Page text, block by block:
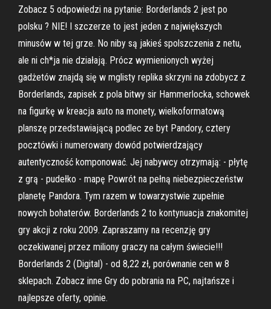
Zobacz 5 odpowiedzi na pytanie: Borderlands 2 jest po
polsku ? NIE! I szczerze to jest jeden z największych
minusów w tej grze. No niby są jakieś spolszczenia z netu,
ale ni ch*ja nie działają. Prócz wymienionych wyżej
gadżetów znajdą się w mglisty replika skrzyni na zdobycz z
Borderlands, zapisek z pola bitwy sir Hammerlocka, schowek
na figurkę w kreacja auto na monety, wielkoformatową
planszę przedstawiającą podlec ze byt Pandory, cztery
pocztówki i numerowany dowód potwierdzający
autentyczność komponować. Jej nabywcy otrzymają: - płytę
z grą - pudełko - mapę Powrót na pełną niebezpieczeństw
planetę Pandora. Tym razem w towarzystwie zupełnie
nowych bohaterów. Borderlands 2 to kontynuacja znakomitej
gry akcji z roku 2009. Zapraszamy na recenzję gry
oczekiwanej przez miliony graczy na całym świecie!!!
Borderlands 2 (Digital) - od 8,22 zł, porównanie cen w 8
sklepach. Zobacz inne Gry do pobrania na PC, najtańsze i
najlepsze oferty, opinie.